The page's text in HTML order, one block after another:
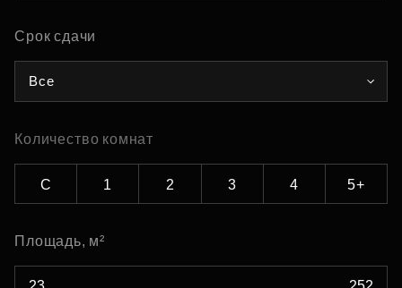
Срок сдачи
Все
Количество комнат
С 1 2 3 4 5+
Площадь, м²